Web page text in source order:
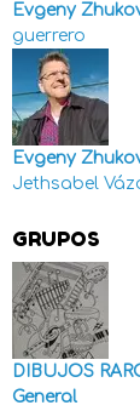
Evgeny
guerrero
Evgeny
Jethsabel
GRUPOS
DIBUJOS
General